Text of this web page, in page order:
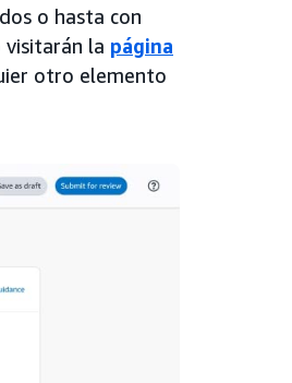
o hasta con
visitarán la página
otro elemento